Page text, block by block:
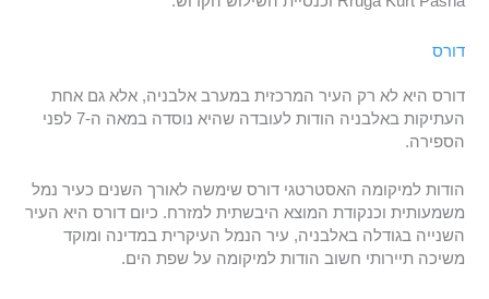
דורס
דורס היא לא רק העיר המרכזית במערב אלבניה, אלא גם אחת
העתיקות באלבניה הודות לעובדה שהיא נוסדה במאה ה-7 לפני
הספירה.
הודות למיקומה האסטרטגי דורס שימשה לאורך השנים כעיר נמל
משמעותית וכנקודת המוצא היבשתית למזרח. כיום דורס היא העיר
השנייה בגודלה באלבניה, עיר הנמל העיקרית במדינה ומוקד
משיכה תיירותי חשוב הודות למיקומה על שפת הים.